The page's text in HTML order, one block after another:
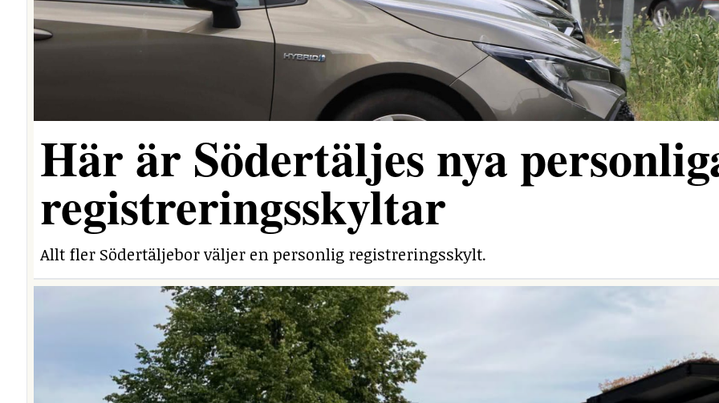
Här är Södertäljes nya
registreringsskyltar
Allt fler Södertäljebor väljer en personlig registreringsskylt.